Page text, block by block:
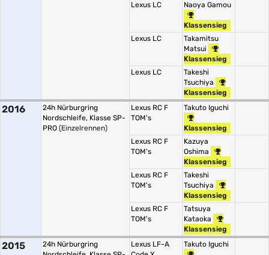
Lexus LC
Naoya Gamou
Klassensieg
Lexus LC
Takamitsu
Matsui
Klassensieg
Lexus LC
Takeshi
Tsuchiya
Klassensieg
2016
24h Nürburgring
Nordschleife, Klasse SP-
PRO (Einzelrennen)
Lexus RC F
TOM's
Takuto Iguchi
Klassensieg
Lexus RC F
TOM's
Kazuya
Oshima
Klassensieg
Lexus RC F
TOM's
Takeshi
Tsuchiya
Klassensieg
Lexus RC F
TOM's
Tatsuya
Kataoka
Klassensieg
2015
24h Nürburgring
Lexus LF-A
Takuto Iguchi